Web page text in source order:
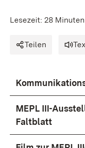
Lesezeit: 28 Minuten
Teilen
MEPL III-
Faltblatt